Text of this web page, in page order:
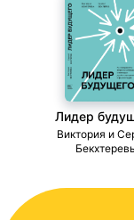
Лидер
Виктория и